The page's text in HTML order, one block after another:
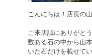
こんにちは！店長の山
ご来店誠にありがと
数ある石の中から山
いた石だけを載せて